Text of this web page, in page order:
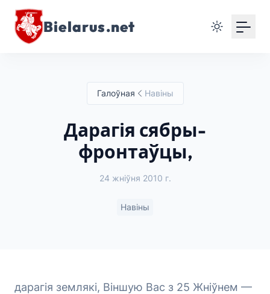
Bielarus.net
Галоўная Навіны
Дарагія сябры-
фронтаўцы,
24 жніўня 2010 г.
Навіны
дарагія землякі, Віншую Вас з 25 Жніўнем —